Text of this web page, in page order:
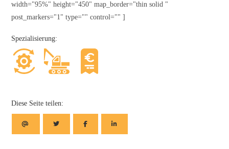
width="95%" height="450" map_border="thin solid "
post_markers="1" type="" control="" ]
Spezialisierung:
Diese Seite teilen: